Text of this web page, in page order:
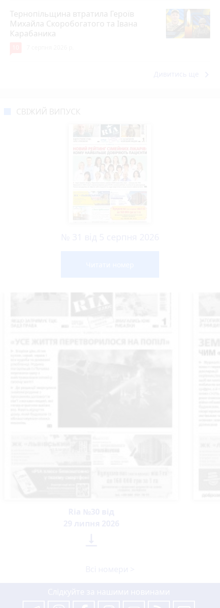
Тернопільщина втратила Героїв
Михайла Скоробогатого та Івана
Карабаника